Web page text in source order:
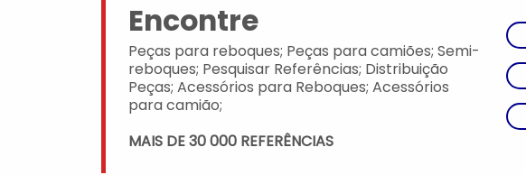
Encontre
Peças para reboques; Peças para camiões; Semi-
reboques; Pesquisar Referências; Distribuição
Peças; Acessórios para Reboques; Acessórios
para camião;
MAIS DE 30 000 REFERÊNCIAS